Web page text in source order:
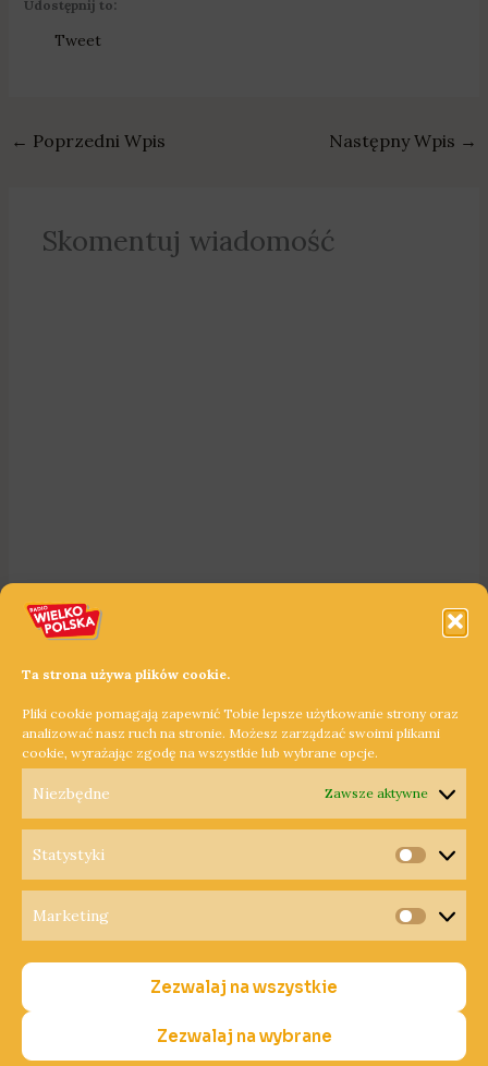
Ta strona używa plików cookie.
Pliki cookie pomagają zapewnić Tobie lepsze użytkowanie strony oraz
analizować nasz ruch na stronie. Możesz zarządzać swoimi plikami
cookie, wyrażając zgodę na wszystkie lub wybrane opcje.
Niezbędne Zawsze aktywne
Statystyki
Marketing
Zezwalaj na wszystkie
Zezwalaj na wybrane
Udostępnij to:
Tweet
← Poprzedni Wpis Następny Wpis →
Skomentuj wiadomość
Polityka Cookies